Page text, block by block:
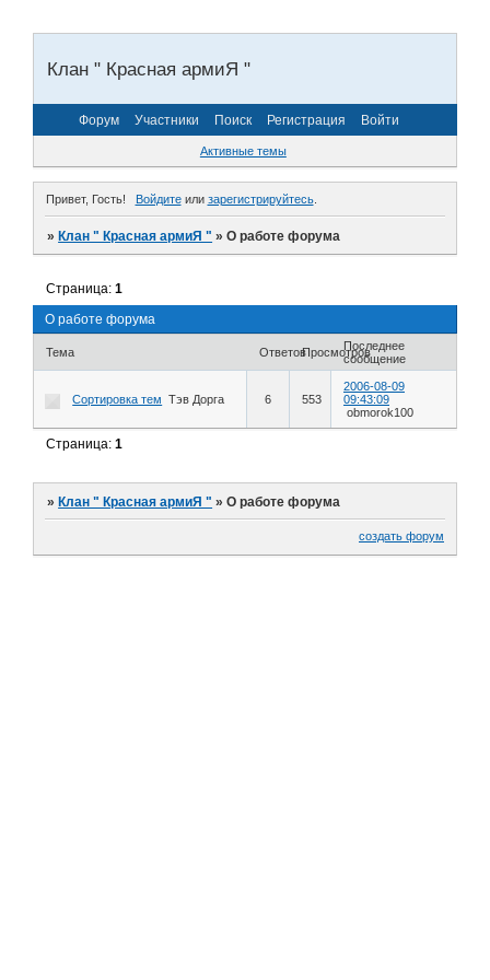
Клан " Красная армиЯ "
Форум Участники Поиск Регистрация Войти
Активные темы
Привет, Гость! Войдитеили зарегистрируйтесь.
»Клан " Красная армиЯ " »О работе форума
О работе форума
Страница:1
Тема ОтветовПросмотровПоследнее
сообщение
Сортировка тем Тэв Дорга 6 553
2006-08-09
09:43:09
obmorok100
Страница:1
»Клан " Красная армиЯ " »О работе форума
создать форум